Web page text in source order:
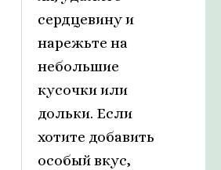
сердцевину и
нарежьте на
небольшие
кусочки или
дольки. Если
хотите добавить
особый вкус,